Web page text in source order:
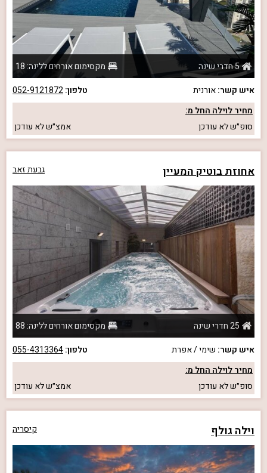
5 חדרי שינה
מקסימום אורחים ללינה: 18
איש קשר:אורנית טלפון:052-9121872
מחיר לוילה החל מ:
סופ״שלא עודכן אמצ״שלא עודכן
אחוזת בוטיק המעיין גבעת זאב
25 חדרי שינה
מקסימום אורחים ללינה: 88
איש קשר: שימי / אפרת טלפון:055-4313364
מחיר לוילה החל מ:
סופ״שלא עודכן אמצ״שלא עודכן
וילה גולף קיסריה